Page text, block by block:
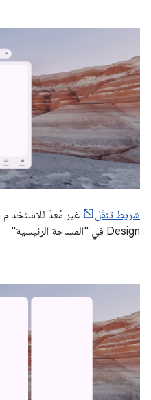
شريط تنقّل
Design في "المساحة الرئيسية"